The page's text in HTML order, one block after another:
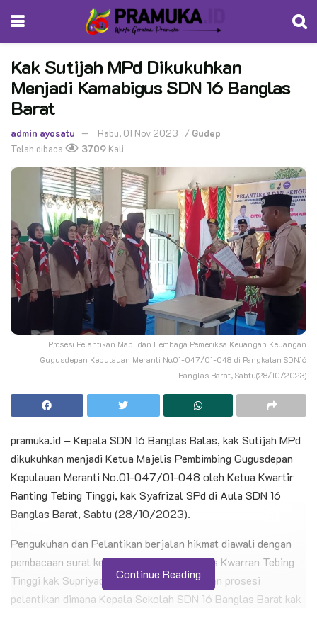
Kak Sutijah MPd Dikukuhkan
Menjadi Kamabigus SDN 16 Banglas
Barat
admin ayosatu Rabu, 01 Nov 2023 / Gudep
Telah dibaca
3709 Kali
Prosesi Pelantikan Mabi dan Lembaga Pemeriksa Keuangan Keuangan
Gugusdepan Kepulauan Meranti No.01-047/01-048 di Pangkalan SDN.16
Banglas Barat, Sabtu(28/10/2023)
pramuka.id – Kepala SDN 16 Banglas Balas, kak Sutijah MPd
dikukuhkan menjadi Ketua Majelis Pembimbing Gugusdepan
Kepulauan Meranti No.01-047/01-048 oleh Ketua Kwartir
Ranting Tebing Tinggi, kak Syafrizal SPd di Aula SDN 16
Banglas Barat, Sabtu (28/10/2023).
Pengukuhan dan Pelantikan berjalan hikmat diawali dengan
pembacaan surat keputusan oleh sekretaris Kwarran Tebing
Tinggi kak Supriyadi SPd dilanjutkan dengan prosesi
pelantikan dimana Kepala Sekolah SDN 16 Banglas Barat kak
Continue Reading